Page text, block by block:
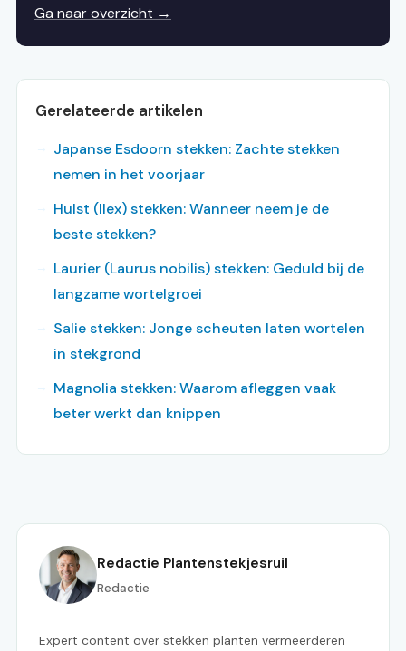
Ga naar overzicht →
Gerelateerde artikelen
Japanse Esdoorn stekken: Zachte stekken
nemen in het voorjaar
Hulst (Ilex) stekken: Wanneer neem je de
beste stekken?
Laurier (Laurus nobilis) stekken: Geduld bij de
langzame wortelgroei
Salie stekken: Jonge scheuten laten wortelen
in stekgrond
Magnolia stekken: Waarom afleggen vaak
beter werkt dan knippen
Redactie Plantenstekjesruil
Redactie
Expert content over stekken planten vermeerderen